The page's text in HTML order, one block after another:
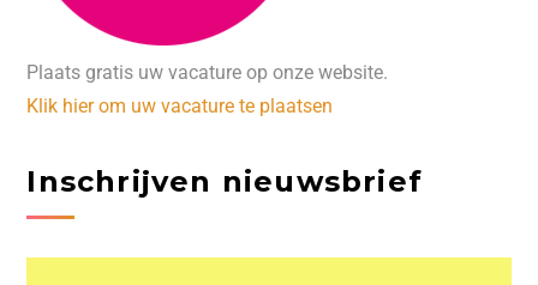
Plaats gratis uw vacature op onze website.
Klik hier om uw vacature te plaatsen
Inschrijven nieuwsbrief